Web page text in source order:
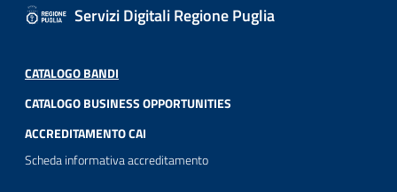
Servizi Digitali Regione Puglia
CATALOGO BANDI
CATALOGO BUSINESS OPPORTUNITIES
ACCREDITAMENTO CAI
Scheda informativa accreditamento